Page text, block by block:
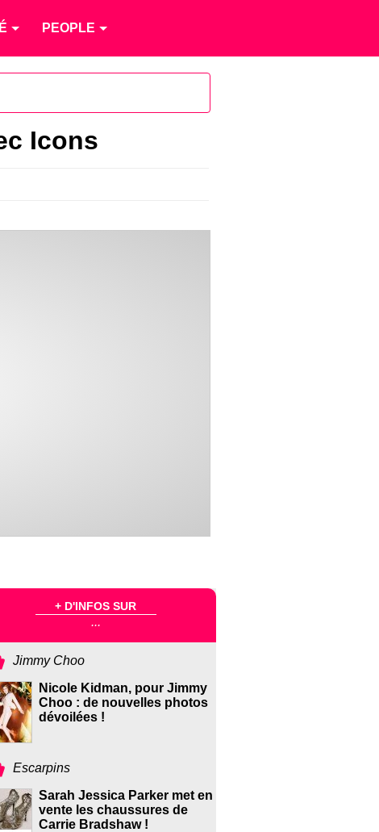
PEOPLE
Icons
+ D'INFOS SUR
...
Jimmy Choo
Nicole Kidman, pour Jimmy
Choo : de nouvelles photos
dévoilées !
Escarpins
Sarah Jessica Parker met en
vente les chaussures de
Carrie Bradshaw !